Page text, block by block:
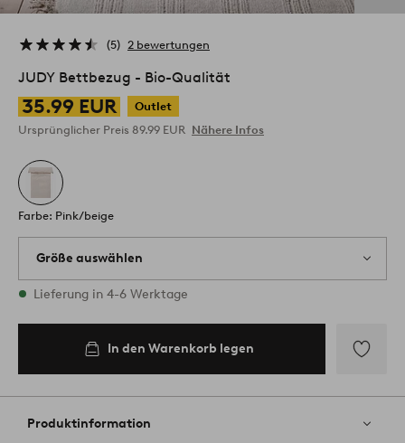
5 2 bewertungen
JUDY Bettbezug - Bio-Qualität
35.99 EUR
Outlet
Ursprünglicher Preis 89.99 EUR Nähere Infos
Farbe: Pink/beige
Größe auswählen
1 Größen vorrätig
Lieferung in 4-6 Werktage
In den Warenkorb legen
Favoriten
Produktinformation